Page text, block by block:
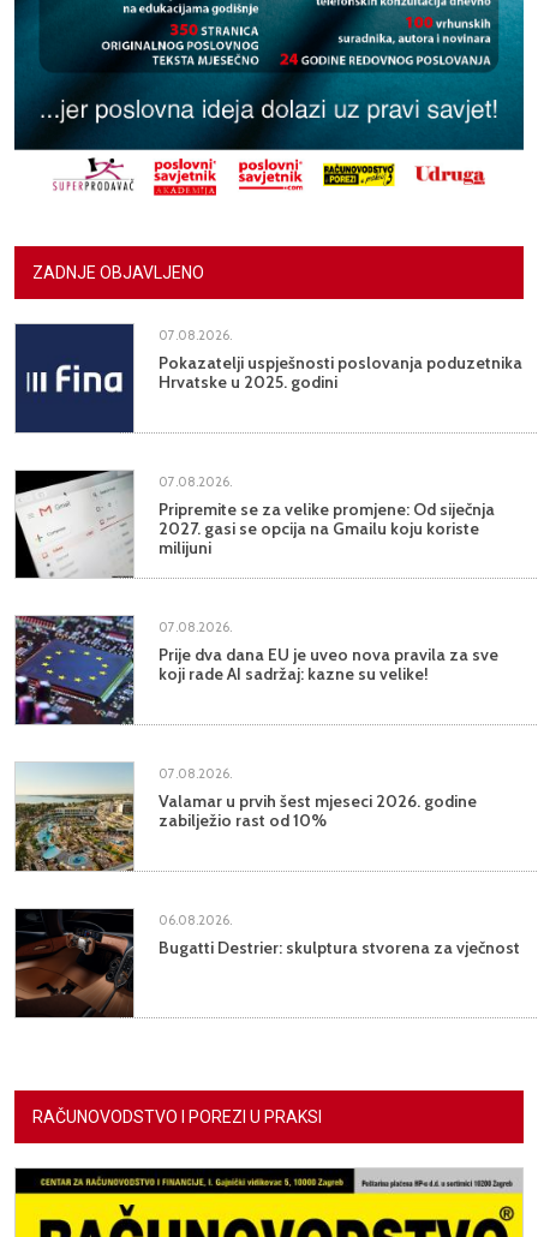
ZADNJE OBJAVLJENO
07.08.2026.
Pokazatelji uspješnosti poslovanja poduzetnika
Hrvatske u 2025. godini
07.08.2026.
Pripremite se za velike promjene: Od siječnja
2027. gasi se opcija na Gmailu koju koriste
milijuni
07.08.2026.
Prije dva dana EU je uveo nova pravila za sve
koji rade AI sadržaj: kazne su velike!
07.08.2026.
Valamar u prvih šest mjeseci 2026. godine
zabilježio rast od 10%
06.08.2026.
Bugatti Destrier: skulptura stvorena za vječnost
RAČUNOVODSTVO I POREZI U PRAKSI